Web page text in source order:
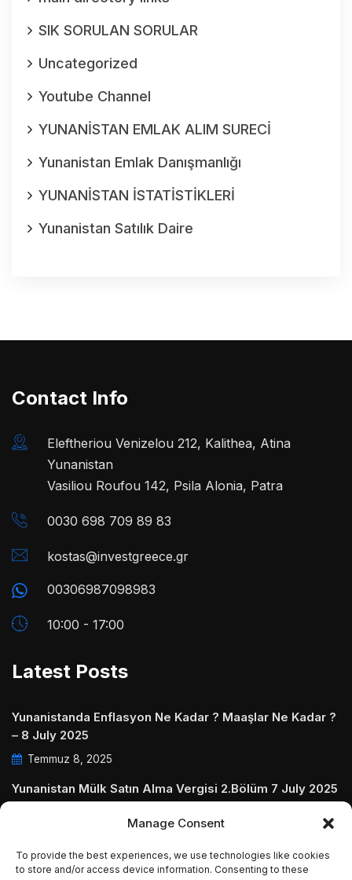
Manage Consent
To provide the best experiences, we use technologies like cookies
to store and/or access device information. Consenting to these
SIK SORULAN SORULAR
Uncategorized
Youtube Channel
YUNANİSTAN EMLAK ALIM SURECİ
Yunanistan Emlak Danışmanlığı
YUNANİSTAN İSTATİSTİKLERİ
Yunanistan Satılık Daire
Contact Info
Eleftheriou Venizelou 212, Kalithea, Atina
Yunanistan
Vasiliou Roufou 142, Psila Alonia, Patra
0030 698 709 89 83
kostas@investgreece.gr
00306987098983
10:00 - 17:00
Latest Posts
Yunanistanda Enflasyon Ne Kadar ? Maaşlar Ne Kadar ?
– 8 July 2025
Temmuz 8, 2025
Yunanistan Mülk Satın Alma Vergisi 2.Bölüm 7 July 2025
July 2025